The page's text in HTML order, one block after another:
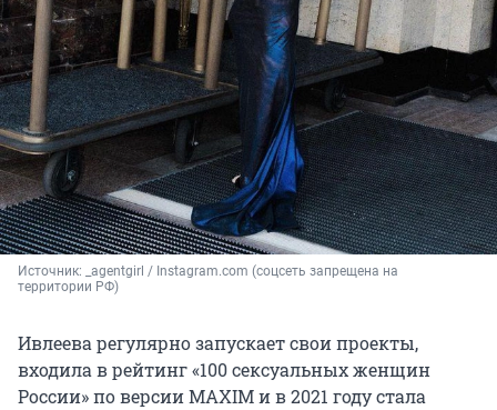
Источник:
_agentgirl / Instagram.com (соцсеть запрещена на
территории РФ)
Ивлеева регулярно запускает свои проекты,
входила в рейтинг «100 сексуальных женщин
России» по версии MAXIM и в 2021 году стала